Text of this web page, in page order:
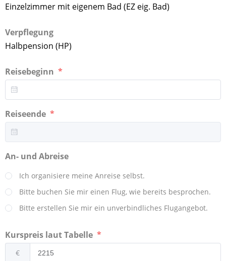
Einzelzimmer mit eigenem Bad (EZ eig. Bad)
Verpflegung
Halbpension (HP)
Reisebeginn
Reiseende
An- und Abreise
Ich organisiere meine Anreise selbst.
Bitte buchen Sie mir einen Flug, wie bereits besprochen.
Bitte erstellen Sie mir ein unverbindliches Flugangebot.
Kurspreis laut Tabelle
€